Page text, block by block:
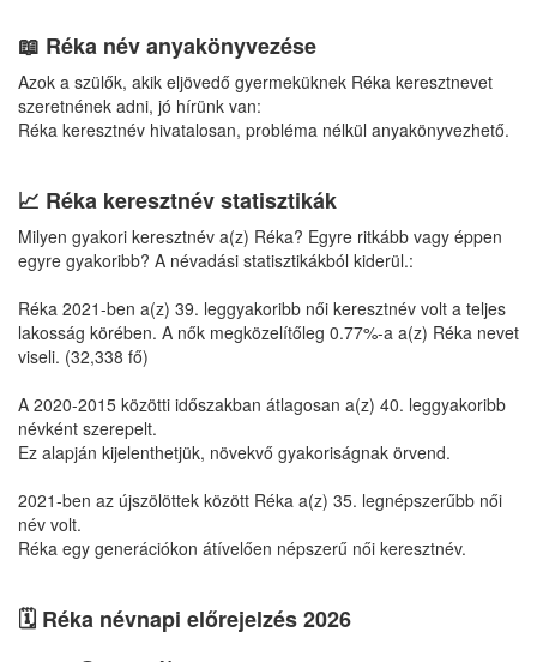
📖 Réka név anyakönyvezése
Azok a szülők, akik eljövedő gyermeküknek Réka keresztnevet
szeretnének adni, jó hírünk van:
Réka keresztnév hivatalosan, probléma nélkül anyakönyvezhető.
📈 Réka keresztnév statisztikák
Milyen gyakori keresztnév a(z) Réka? Egyre ritkább vagy éppen
egyre gyakoribb? A névadási statisztikákból kiderül.:
Réka 2021-ben a(z) 39. leggyakoribb női keresztnév volt a teljes
lakosság körében. A nők megközelítőleg 0.77%-a a(z) Réka nevet
viseli. (32,338 fő)
A 2020-2015 közötti időszakban átlagosan a(z) 40. leggyakoribb
névként szerepelt.
Ez alapján kijelenthetjük, növekvő gyakoriságnak örvend.
2021-ben az újszölöttek között Réka a(z) 35. legnépszerűbb női
név volt.
Réka egy generációkon átívelően népszerű női keresztnév.
🗓️ Réka névnapi előrejelzés 2026